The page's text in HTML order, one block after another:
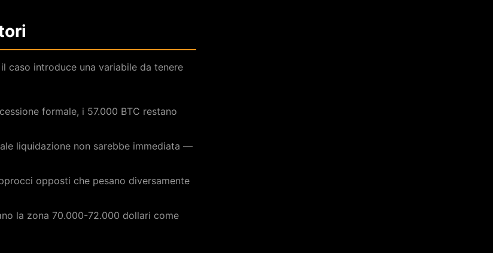
caso introduce una variabile da tenere
formale, i 57.000 BTC restano
liquidazione non sarebbe immediata —
opposti che pesano diversamente
la zona 70.000-72.000 dollari come